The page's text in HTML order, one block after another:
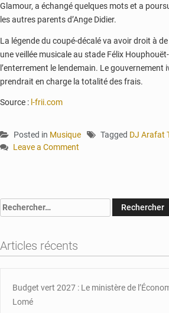
Glamour, a échangé quelques mots et a
les autres parents d’Ange Didier.
La légende du coupé-décalé va avoir droit à
une veillée musicale au stade Félix
l’enterrement le lendemain. Le gouvernement
prendrait en charge la totalité des frais.
Source : l-frii.com
Posted in Musique Tagged DJ Arafat
Leave a Comment
de
:
Toofan
allé
saluer
la
Rechercher :
Articles récents
Budget vert 2027 : Le ministère de
Lomé